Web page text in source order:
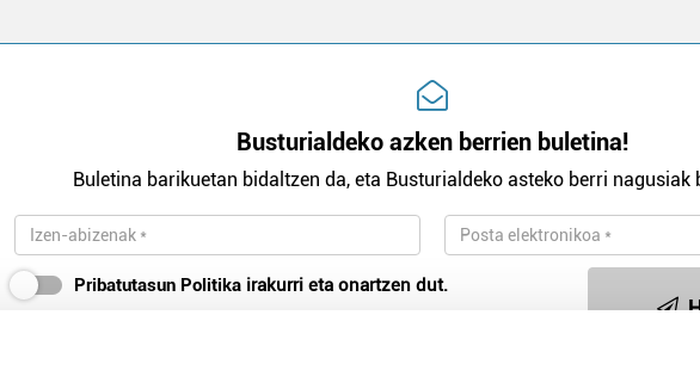
Busturialdeko azken berrien buletina!
Buletina barikuetan bidaltzen da, eta Busturialdeko asteko berri nagusiak
Pribatutasun Politika irakurri eta onartzen dut.